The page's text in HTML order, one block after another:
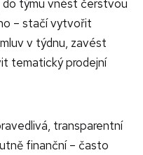
do týmu vnést čerstvou
– stačí vytvořit
v týdnu, zavést
tematický prodejní
transparentní
finanční – často